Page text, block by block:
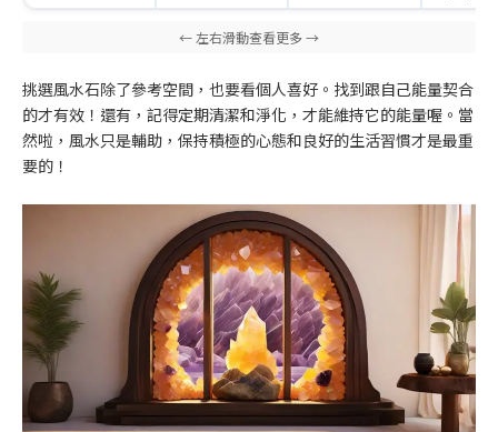
挑選風水石除了參考空間，也要看個人喜好。找到跟自己能量契合
的才有效！還有，記得定期清潔和淨化，才能維持它的能量喔。當
然啦，風水只是輔助，保持積極的心態和良好的生活習慣才是最重
要的！